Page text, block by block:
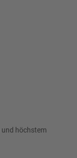
höchstem